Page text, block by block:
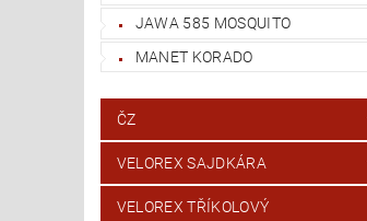
JAWA 585 MOSQUITO
MANET KORADO
ČZ
VELOREX SAJDKÁRA
VELOREX TŘÍKOLOVÝ